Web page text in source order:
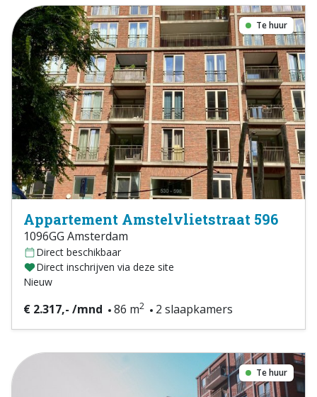
Te huur
Appartement Amstelvlietstraat 596
1096GG Amsterdam
Direct beschikbaar
Direct inschrijven via deze site
Nieuw
€ 2.317,- /mnd 86 m2 2 slaapkamers
Te huur